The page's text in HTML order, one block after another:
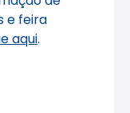
e feira
aqui.